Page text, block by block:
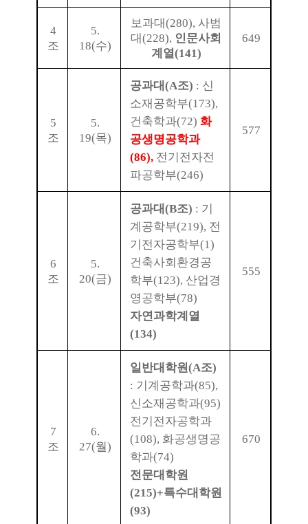
4
조
5.
18(수)
보과대(280), 사범
대(228), 인문사회
계열(141)
649
5
조
5.
19(목)
공과대(A조) : 신
소재공학부(173),
건축학과(72) 화
공생명공학과
(86), 전기전자전
파공학부(246)
577
6
조
5.
20(금)
공과대(B조) : 기
계공학부(219), 전
기전자공학부(1)
건축사회환경공
학부(123), 산업경
영공학부(78)
자연과학계열
(134)
555
7
조
6.
27(월)
일반대학원(A조)
: 기계공학과(85),
신소재공학과(95)
전기전자공학과
(108), 화공생명공
학과(74)
전문대학원
(215)+특수대학원
(93)
670